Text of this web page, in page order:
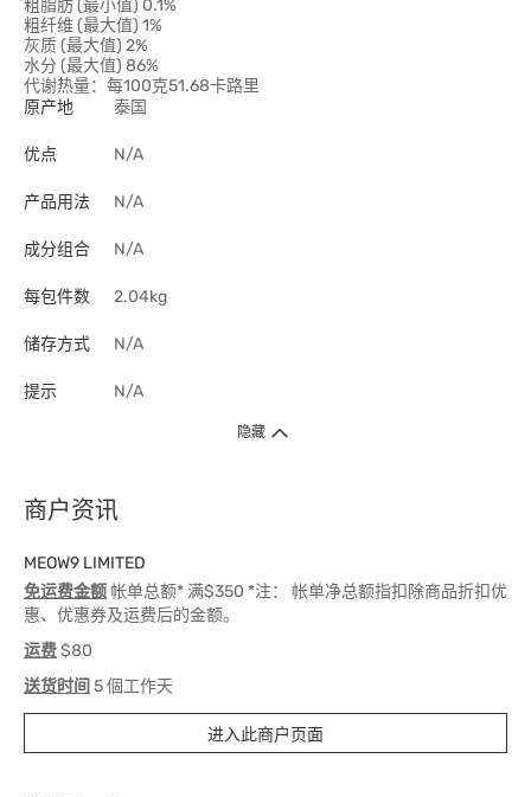
粗脂肪 (最小值) 0.1%
粗纤维 (最大值) 1%
灰质 (最大值) 2%
水分 (最大值) 86%
代谢热量：每100克51.68卡路里
原产地
泰国
优点 N/A
产品用法 N/A
成分组合 N/A
每包件数 2.04kg
储存方式 N/A
提示 N/A
隐藏
商户资讯
MEOW9 LIMITED
免运费金额帐单总额* 满$350 *注： 帐单净总额指扣除商品折扣优
惠、优惠券及运费后的金额。
运费$80
送货时间 5 個工作天
进入此商户页面